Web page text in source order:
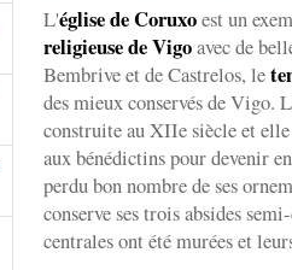
L'église de Coruxoest un
religieuse de Vigoavec de
Bembrive et de Castrelos, le
des mieux conservés de Vigo.
construite au XIIe siècle et
aux bénédictins pour devenir
perdu bon nombre de ses
conserve ses trois absides
centrales ont été murées et